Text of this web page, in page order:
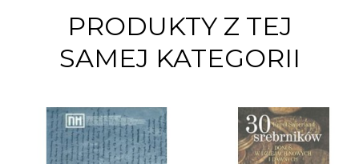
PRODUKTY Z TEJ
SAMEJ KATEGORII